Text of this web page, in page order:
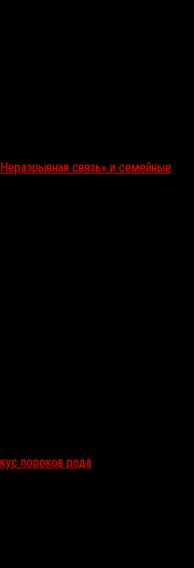
связь» и семейные
пороков рода